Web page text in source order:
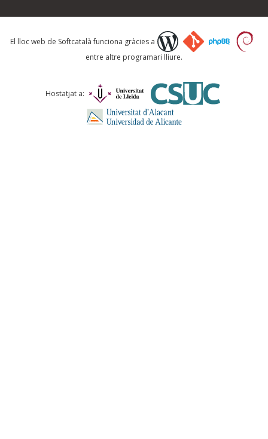
Què proposeu?
Comentari *
El lloc web de Softcatalà funciona gràcies a
entre altre programari lliure.
Hostatjat a: